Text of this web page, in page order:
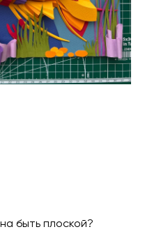
быть плоской?